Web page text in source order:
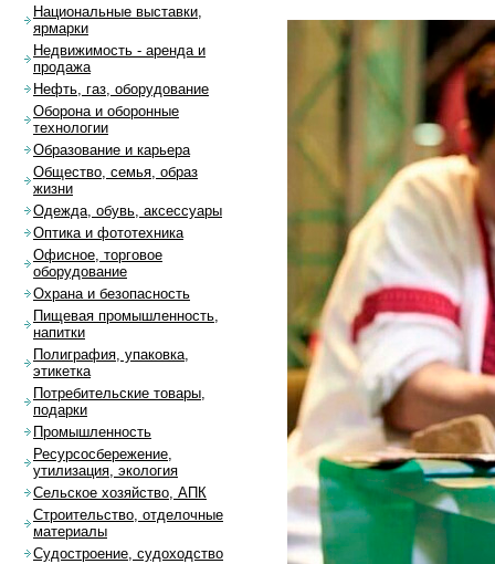
Национальные выставки,
ярмарки
Недвижимость - аренда и
продажа
Нефть, газ, оборудование
Оборона и оборонные
технологии
Образование и карьера
Общество, семья, образ
жизни
Одежда, обувь, аксессуары
Оптика и фототехника
Офисное, торговое
оборудование
Охрана и безопасность
Пищевая промышленность,
напитки
Полиграфия, упаковка,
этикетка
Потребительские товары,
подарки
Промышленность
Ресурсосбережение,
утилизация, экология
Сельское хозяйство, АПК
Строительство, отделочные
материалы
Судостроение, судоходство